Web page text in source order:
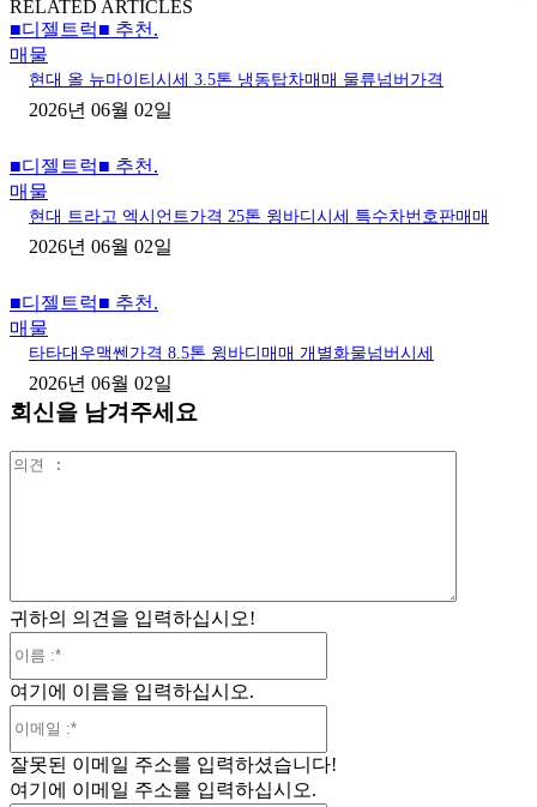
RELATED ARTICLES
■디젤트럭■ 추천.
매물
현대 올 뉴마이티시세 3.5톤 냉동탑차매매 물류넘버가격
2026년 06월 02일
■디젤트럭■ 추천.
매물
현대 트라고 엑시언트가격 25톤 윙바디시세 특수차번호판매매
2026년 06월 02일
■디젤트럭■ 추천.
매물
타타대우맥쎈가격 8.5톤 윙바디매매 개별화물넘버시세
2026년 06월 02일
회신을 남겨주세요
귀하의 의견을 입력하십시오!
여기에 이름을 입력하십시오.
일
잘못된 이메일 주소를 입력하셨습니다!
여기에 이메일 주소를 입력하십시오.